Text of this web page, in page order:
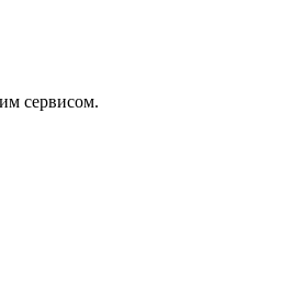
сервисом.